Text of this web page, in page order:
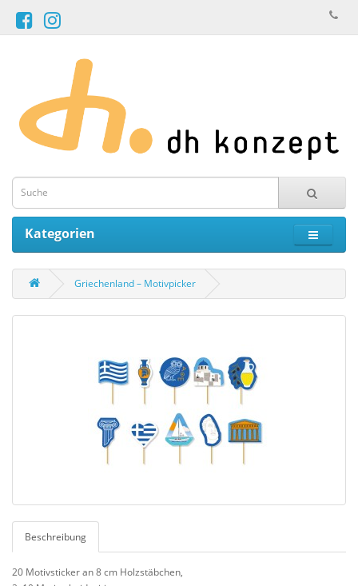
Kategorien
Griechenland – Motivpicker
Beschreibung
20 Motivsticker an 8 cm Holzstäbchen,